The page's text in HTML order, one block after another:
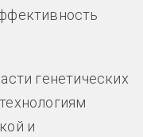
генетических
и